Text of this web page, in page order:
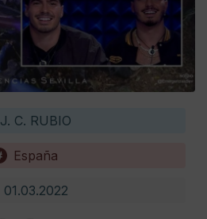
J. C. RUBIO
España
01.03.2022